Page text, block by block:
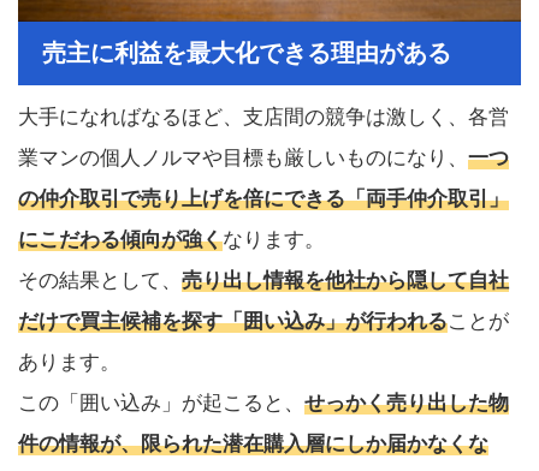
売主に利益を最大化できる理由がある
大手になればなるほど、支店間の競争は激しく、各営
業マンの個人ノルマや目標も厳しいものになり、 一つ
の仲介取引で売り上げを倍にできる「両手仲介取引」
にこだわる傾向が強くなります。
その結果として、 売り出し情報を他社から隠して自社
だけで買主候補を探す「囲い込み」が行われることが
あります。
この「囲い込み」が起こると、 せっかく売り出した物
件の情報が、限られた潜在購入層にしか届かなくな